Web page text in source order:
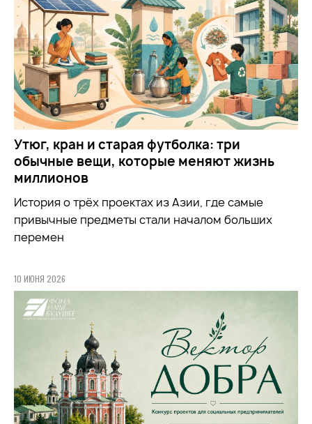
Утюг, кран и старая футболка: три
обычные вещи, которые меняют жизнь
миллионов
История о трёх проектах из Азии, где самые
привычные предметы стали началом больших
перемен
10 ИЮНЯ 2026